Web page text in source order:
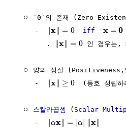
ㅇ `0`의 존재 (Zero
     -
∥x∥ = 0 iff x = 0
        .
∥x∥ = 0 인 경우는,
ㅇ 양의 성질 (Positiveness,
     -
∥x∥ ≥ 0
(등호 성립하
  ㅇ
스칼라곱셈 ( Scalar
     -
∥αx∥ = |α| ∥x∥